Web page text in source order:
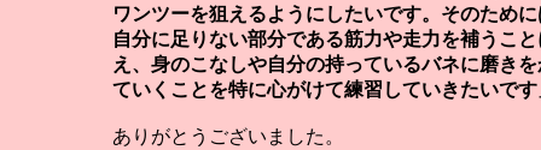
ワンツーを狙えるようにしたいです。そのため
自分に足りない部分である筋力や走力を補うこ
え、身のこなしや自分の持っているバネに磨き
ていくことを特に心がけて練習していきたいです
ありがとうございました。